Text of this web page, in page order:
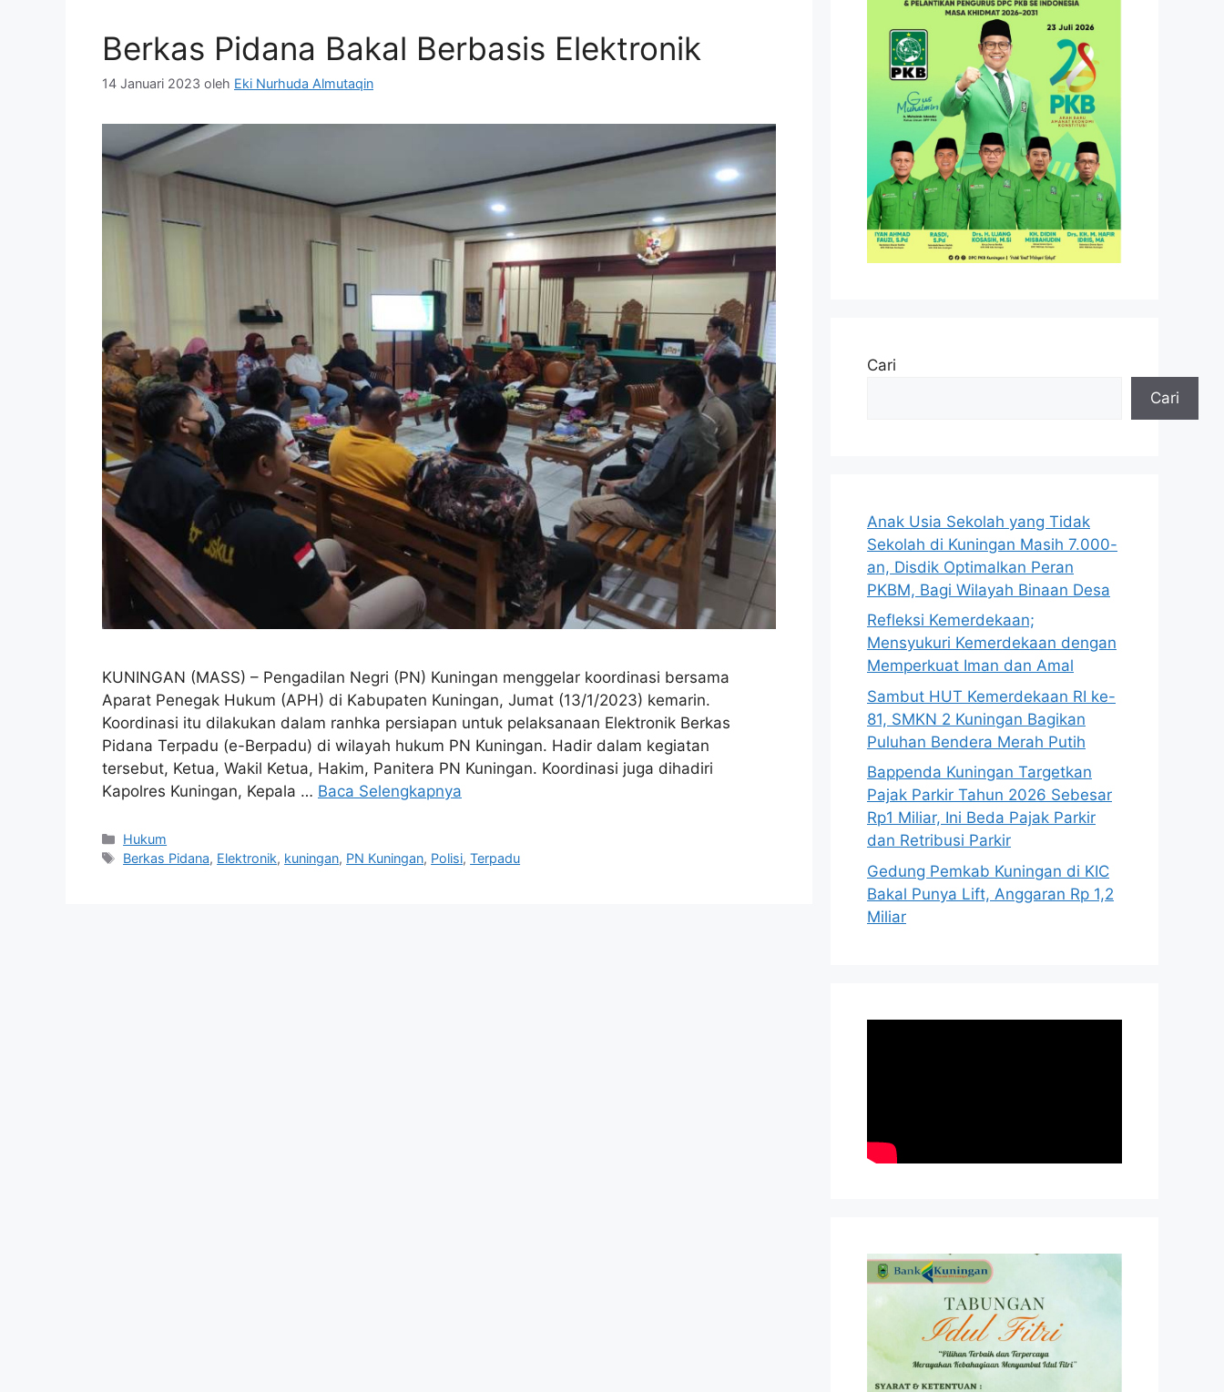
Berkas Pidana Bakal Berbasis Elektronik
14 Januari 2023 oleh Eki Nurhuda Almutaqin
KUNINGAN (MASS) – Pengadilan Negri (PN) Kuningan menggelar koordinasi bersama
Aparat Penegak Hukum (APH) di Kabupaten Kuningan, Jumat (13/1/2023) kemarin.
Koordinasi itu dilakukan dalam ranhka persiapan untuk pelaksanaan Elektronik Berkas
Pidana Terpadu (e-Berpadu) di wilayah hukum PN Kuningan. Hadir dalam kegiatan
tersebut, Ketua, Wakil Ketua, Hakim, Panitera PN Kuningan. Koordinasi juga dihadiri
Kapolres Kuningan, Kepala … Baca Selengkapnya
Kategori
Hukum
Tag
Berkas Pidana, Elektronik, kuningan, PN Kuningan, Polisi,Terpadu
Cari
Cari
Anak Usia Sekolah yang Tidak
Sekolah di Kuningan Masih 7.000-
an, Disdik Optimalkan Peran
PKBM, Bagi Wilayah Binaan Desa
Refleksi Kemerdekaan;
Mensyukuri Kemerdekaan dengan
Memperkuat Iman dan Amal
Sambut HUT Kemerdekaan RI ke-
81, SMKN 2 Kuningan Bagikan
Puluhan Bendera Merah Putih
Bappenda Kuningan Targetkan
Pajak Parkir Tahun 2026 Sebesar
Rp1 Miliar, Ini Beda Pajak Parkir
dan Retribusi Parkir
Gedung Pemkab Kuningan di KIC
Bakal Punya Lift, Anggaran Rp 1,2
Miliar